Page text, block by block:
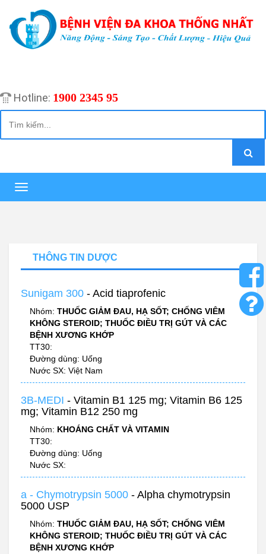
Hotline: 1900 2345 95
Toggle
navigation
THÔNG TIN DƯỢC
Sunigam 300 - Acid tiaprofenic
Nhóm: THUỐC GIẢM ĐAU, HẠ SỐT; CHỐNG VIÊM
KHÔNG STEROID; THUỐC ĐIỀU TRỊ GÚT VÀ CÁC
BỆNH XƯƠNG KHỚP
TT30:
Đường dùng: Uống
Nước SX: Việt Nam
3B-MEDI - Vitamin B1 125 mg; Vitamin B6 125
mg; Vitamin B12 250 mg
Nhóm: KHOÁNG CHẤT VÀ VITAMIN
TT30:
Đường dùng: Uống
Nước SX:
a - Chymotrypsin 5000 - Alpha chymotrypsin
5000 USP
Nhóm: THUỐC GIẢM ĐAU, HẠ SỐT; CHỐNG VIÊM
KHÔNG STEROID; THUỐC ĐIỀU TRỊ GÚT VÀ CÁC
BỆNH XƯƠNG KHỚP